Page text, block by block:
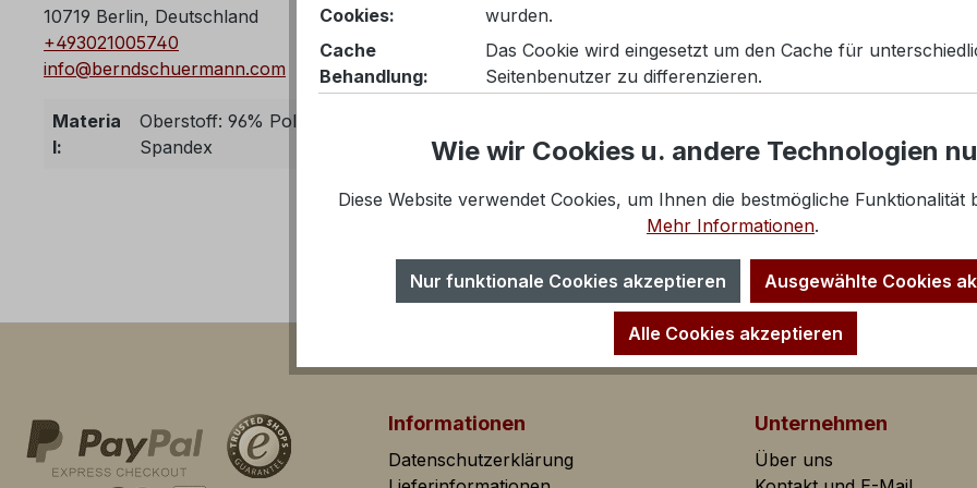
10719 Berlin, Deutschland
+493021005740
info@berndschuermann.com
Materia
l:
Oberstoff: 96% Polyester, 4% Spandex Futter: 95% Nylon, 5%
Spandex
Informationen
Datenschutzerklärung
Unternehmen
Über uns
Cookies:
wurden.
Cache
Behandlung:
Das Cookie wird eingesetzt um den Cache für
Seitenbenutzer zu differenzieren.
Absicherung bei Formularen gegen unerwünschte
Komfortfunktionen
Vimeo-Video
Tracking
ihrer Webseite zu sammeln und auszuwerten.
Wie wir Cookies u. andere Technologien
Diese Website verwendet Cookies, um Ihnen die bestmögliche Funktionalität
Mehr Informationen.
Nur funktionale Cookies akzeptieren Ausgewählte Cookies
Alle Cookies akzeptieren